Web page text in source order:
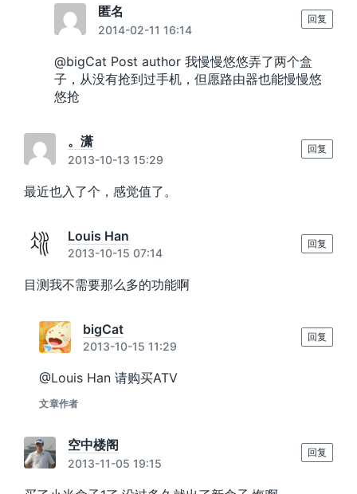
匿名
2014-02-11 16:14
@bigCat Post author 我慢慢悠悠弄了两个盒
子，从没有抢到过手机，但愿路由器也能慢慢悠
悠抢
回复
。潇
2013-10-13 15:29
最近也入了个，感觉值了。
回复
Louis Han
2013-10-15 07:14
目测我不需要那么多的功能啊
回复
bigCat
2013-10-15 11:29
@Louis Han 请购买ATV
文章作者
回复
空中楼阁
2013-11-05 19:15
回复